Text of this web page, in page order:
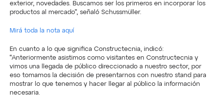
exterior, novedades. Buscamos ser los primeros en incorporar los
productos al mercado”, señaló Schussmüller.
Mirá toda la nota aquí
En cuanto a lo que significa Constructecnia, indicó:
“Anteriormente asistimos como visitantes en Constructecnia y
vimos una llegada de público direccionado a nuestro sector, por
eso tomamos la decisión de presentarnos con nuestro stand para
mostrar lo que tenemos y hacer llegar al público la información
necesaria.